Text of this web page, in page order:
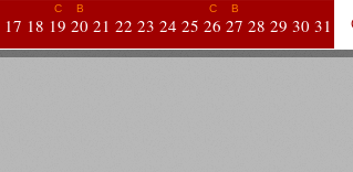
17 18
С
19
В
20 21 22 23 24 25
С
26
В
27 28 29 30 31